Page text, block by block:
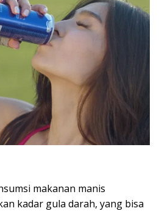
makanan manis
kadar gula darah, yang bisa